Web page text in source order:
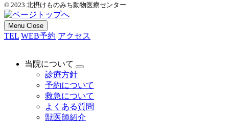
© 2023 北摂けものみち動物医療センター
Menu Close
TEL WEB予約 アクセス
当院について
診療方針
予約について
救急について
よくある質問
獣医師紹介